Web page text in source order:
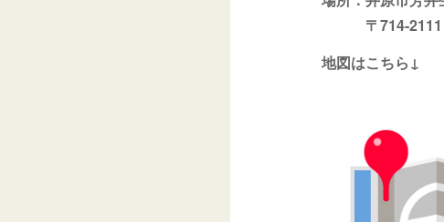
〒714-2111 岡
地図はこちら↓